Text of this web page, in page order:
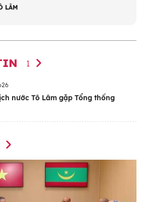
LÂM
1
nước Tô Lâm gặp Tổng thống